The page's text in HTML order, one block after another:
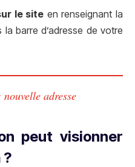
le site en renseignant la
barre d’adresse de votre
adresse
peut visionner
?